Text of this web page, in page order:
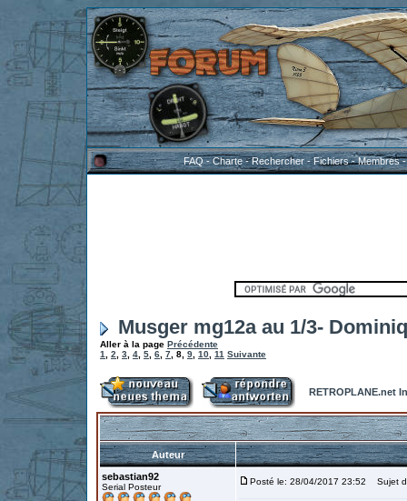
FAQ-Charte-Rechercher-Fichiers-Membres
Musger mg12a au 1/3-
Aller à la page Précédente
1
2 3 4 5 6 7 8 9 10 11 Suivante
RETROPLANE.net
Auteur
sebastian92
Serial Posteur
Posté le: 28/04/2017 23:52 Sujet